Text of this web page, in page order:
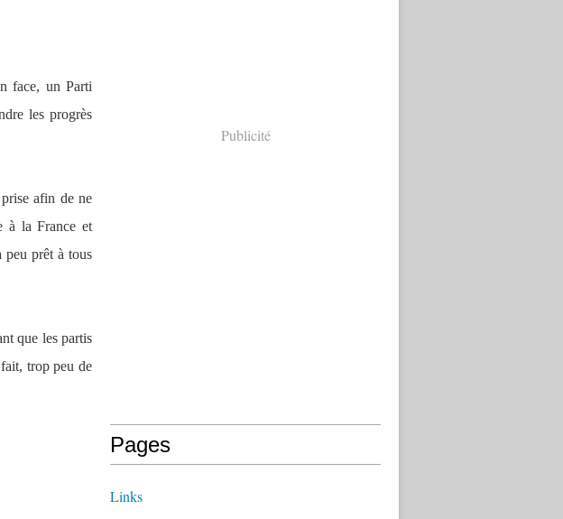
face, un Parti
les progrès
afin de ne
à la France et
peu prêt à tous
que les partis
trop peu de
Publicité
Pages
Links